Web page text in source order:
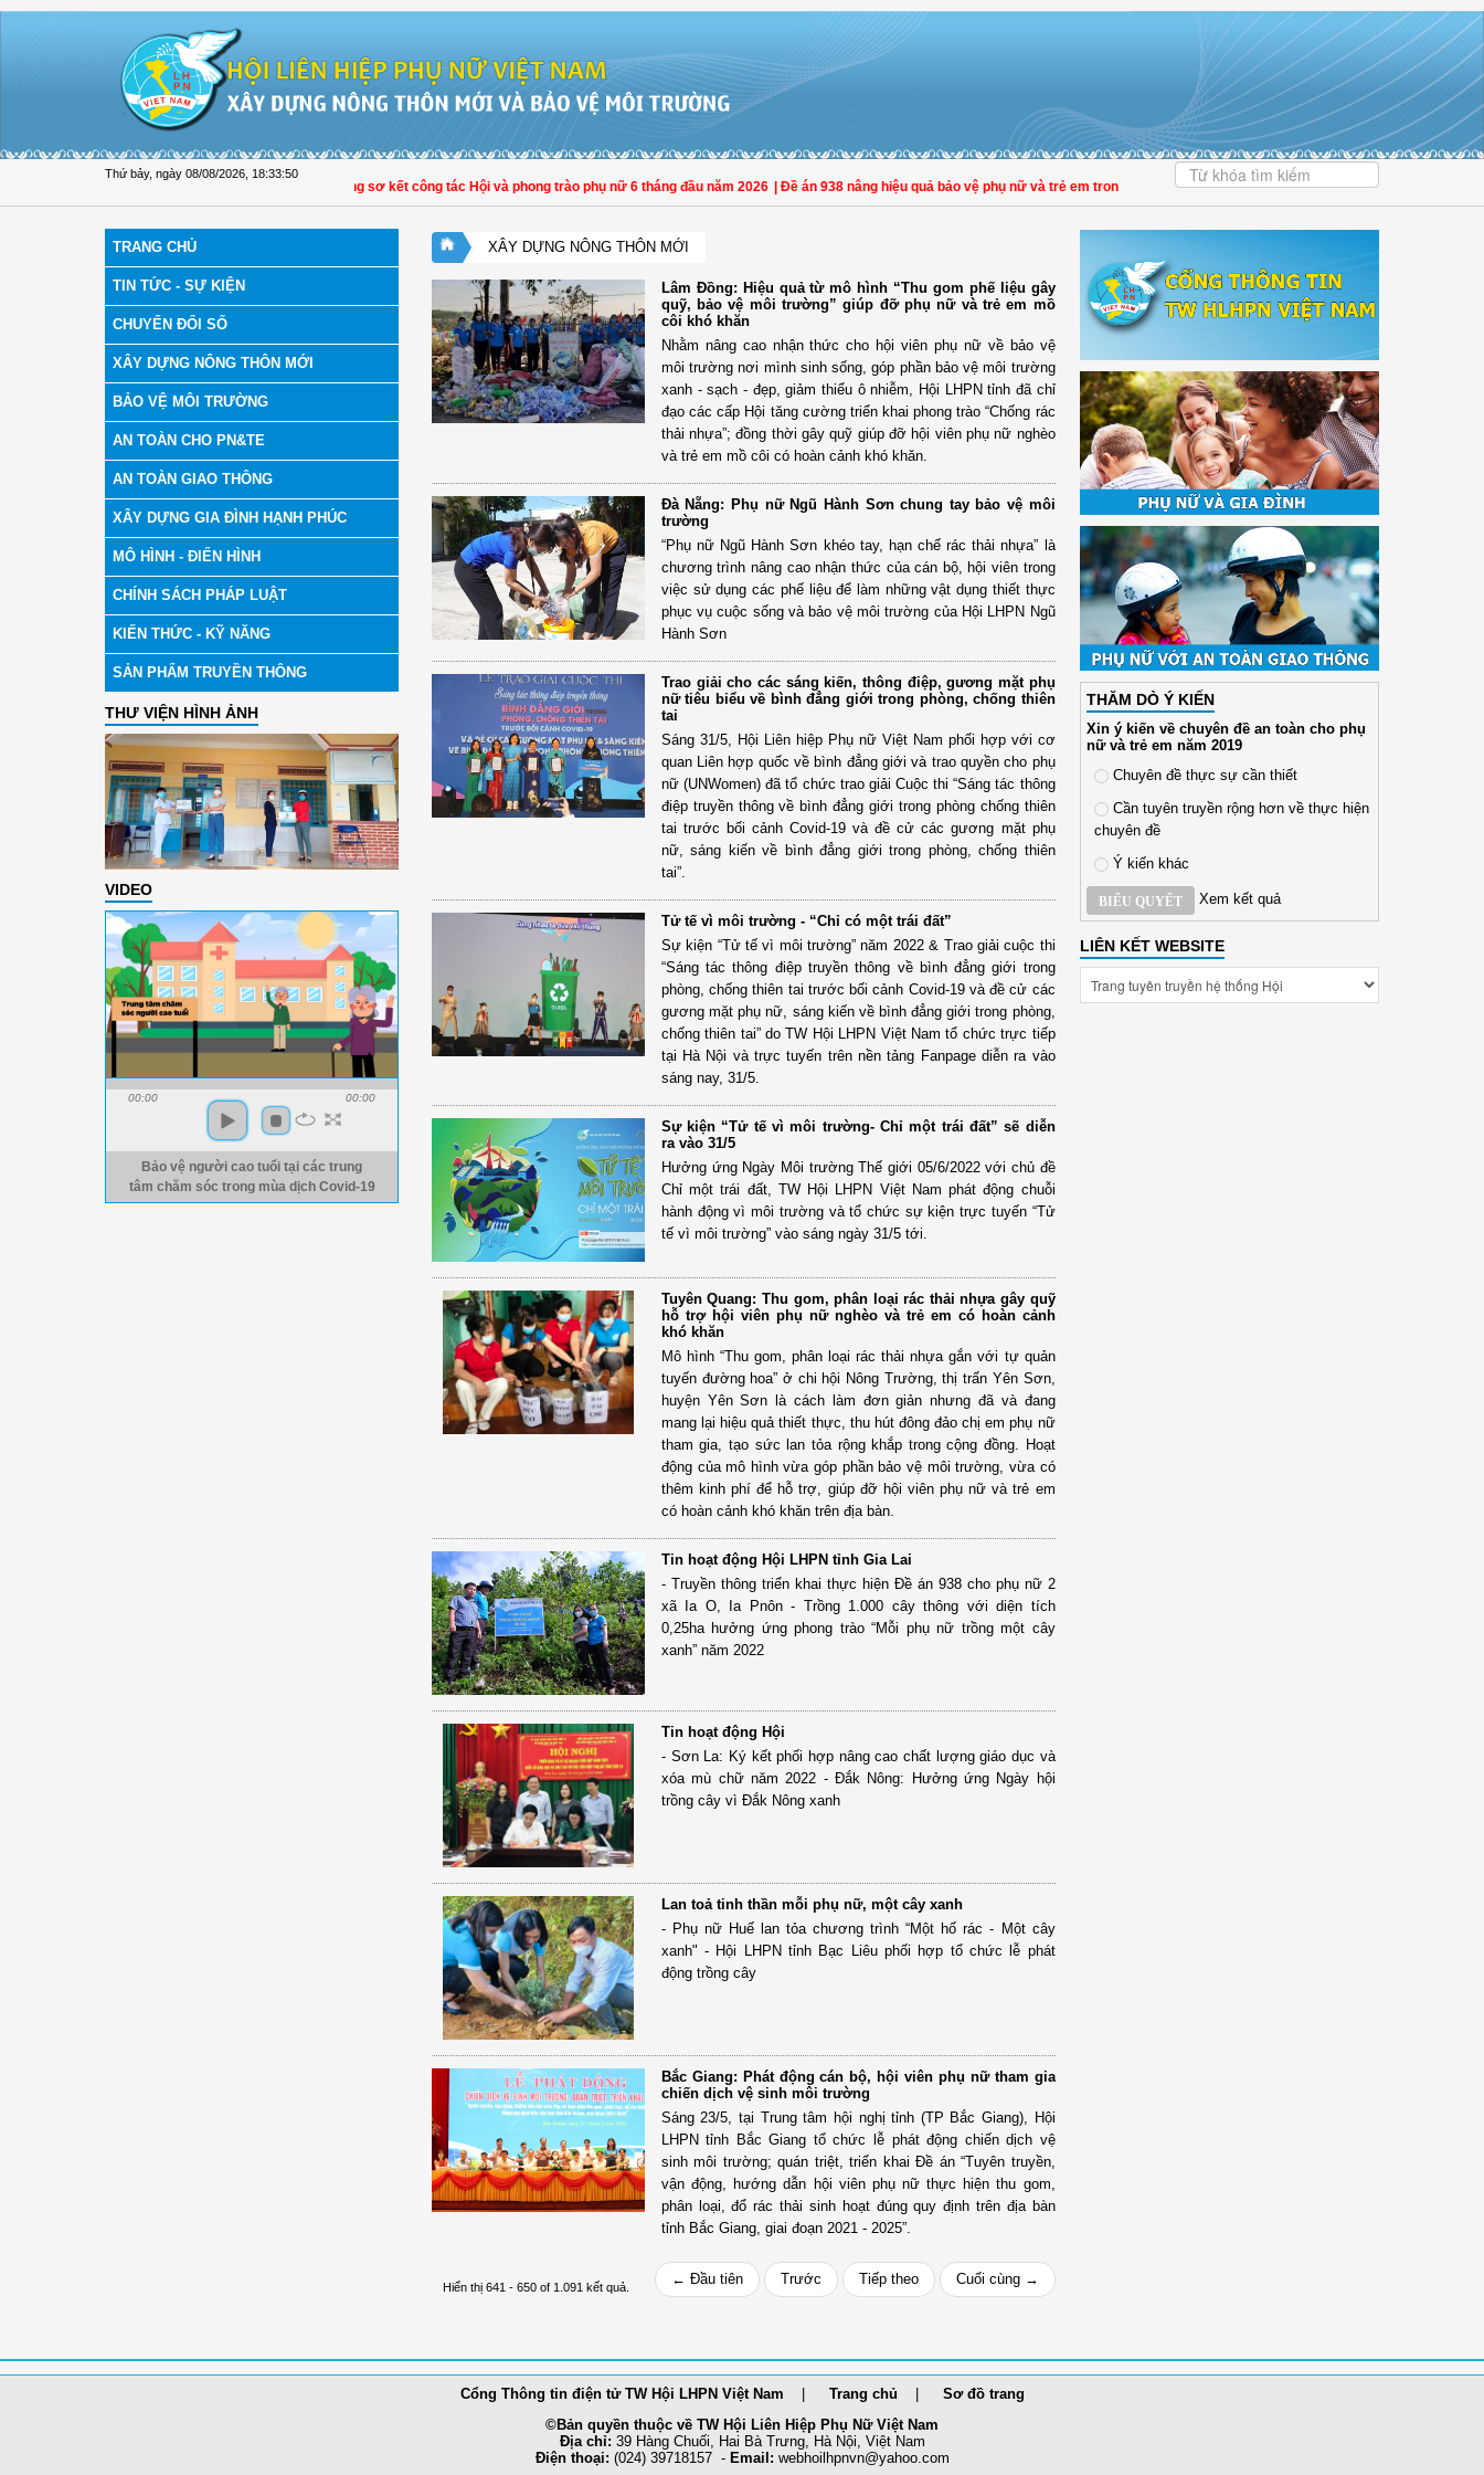
Thứ bảy, ngày 08/08/2026 18:33:51
Hội LHPN xã Tam Ngãi, Vĩnh Long sơ kết công tác Hội và phong trào phụ nữ 6 tháng đầu năm 2026 | Đề án 938 nâng hiệu quả bảo vệ phụ nữ và trẻ em trong thời đại số | Đại biểu Trần Lan Phương: Giảm tiền kiểm
TRANG CHỦ
TIN TỨC - SỰ KIỆN
CHUYỂN ĐỔI SỐ
XÂY DỰNG NÔNG THÔN MỚI
BẢO VỆ MÔI TRƯỜNG
AN TOÀN CHO PN&TE
AN TOÀN GIAO THÔNG
XÂY DỰNG GIA ĐÌNH HẠNH PHÚC
MÔ HÌNH - ĐIỂN HÌNH
CHÍNH SÁCH PHÁP LUẬT
KIẾN THỨC - KỸ NĂNG
SẢN PHẨM TRUYỀN THÔNG
THƯ VIỆN HÌNH ẢNH
VIDEO
00:00 00:00
Bảo vệ người cao tuổi tại các trung
tâm chăm sóc trong mùa dịch Covid-19
XÂY DỰNG NÔNG THÔN MỚI
Lâm Đồng: Hiệu quả từ mô hình “Thu gom phế liệu gây
quỹ, bảo vệ môi trường” giúp đỡ phụ nữ và trẻ em mồ
côi khó khăn
Nhằm nâng cao nhận thức cho hội viên phụ nữ về bảo vệ
môi trường nơi mình sinh sống, góp phần bảo vệ môi trường
xanh - sạch - đẹp, giảm thiểu ô nhiễm, Hội LHPN tỉnh đã chỉ
đạo các cấp Hội tăng cường triển khai phong trào “Chống rác
thải nhựa”; đồng thời gây quỹ giúp đỡ hội viên phụ nữ nghèo
và trẻ em mồ côi có hoàn cảnh khó khăn.
Đà Nẵng: Phụ nữ Ngũ Hành Sơn chung tay bảo vệ môi
trường
“Phụ nữ Ngũ Hành Sơn khéo tay, hạn chế rác thải nhựa” là
chương trình nâng cao nhận thức của cán bộ, hội viên trong
việc sử dụng các phế liệu để làm những vật dụng thiết thực
phục vụ cuộc sống và bảo vệ môi trường của Hội LHPN Ngũ
Hành Sơn
Trao giải cho các sáng kiến, thông điệp, gương mặt phụ
nữ tiêu biểu về bình đẳng giới trong phòng, chống thiên
tai
Sáng 31/5, Hội Liên hiệp Phụ nữ Việt Nam phối hợp với cơ
quan Liên hợp quốc về bình đẳng giới và trao quyền cho phụ
nữ (UNWomen) đã tổ chức trao giải Cuộc thi “Sáng tác thông
điệp truyền thông về bình đẳng giới trong phòng chống thiên
tai trước bối cảnh Covid-19 và đề cử các gương mặt phụ
nữ, sáng kiến về bình đẳng giới trong phòng, chống thiên
tai”.
Tử tế vì môi trường - “Chỉ có một trái đất”
Sự kiện “Tử tế vì môi trường” năm 2022 & Trao giải cuộc thi
“Sáng tác thông điệp truyền thông về bình đẳng giới trong
phòng, chống thiên tai trước bối cảnh Covid-19 và đề cử các
gương mặt phụ nữ, sáng kiến về bình đẳng giới trong phòng,
chống thiên tai” do TW Hội LHPN Việt Nam tổ chức trực tiếp
tại Hà Nội và trực tuyến trên nền tảng Fanpage diễn ra vào
sáng nay, 31/5.
Sự kiện “Tử tế vì môi trường- Chỉ một trái đất” sẽ diễn
ra vào 31/5
Hưởng ứng Ngày Môi trường Thế giới 05/6/2022 với chủ đề
Chỉ một trái đất, TW Hội LHPN Việt Nam phát động chuỗi
hành động vì môi trường và tổ chức sự kiện trực tuyến “Tử
tế vì môi trường” vào sáng ngày 31/5 tới.
Tuyên Quang: Thu gom, phân loại rác thải nhựa gây quỹ
hỗ trợ hội viên phụ nữ nghèo và trẻ em có hoàn cảnh
khó khăn
Mô hình “Thu gom, phân loại rác thải nhựa gắn với tự quản
tuyến đường hoa” ở chi hội Nông Trường, thị trấn Yên Sơn,
huyện Yên Sơn là cách làm đơn giản nhưng đã và đang
mang lại hiệu quả thiết thực, thu hút đông đảo chị em phụ nữ
tham gia, tạo sức lan tỏa rộng khắp trong cộng đồng. Hoạt
động của mô hình vừa góp phần bảo vệ môi trường, vừa có
thêm kinh phí để hỗ trợ, giúp đỡ hội viên phụ nữ và trẻ em
có hoàn cảnh khó khăn trên địa bàn.
Tin hoạt động Hội LHPN tỉnh Gia Lai
- Truyền thông triển khai thực hiện Đề án 938 cho phụ nữ 2
xã Ia O, Ia Pnôn - Trồng 1.000 cây thông với diện tích
0,25ha hưởng ứng phong trào “Mỗi phụ nữ trồng một cây
xanh” năm 2022
Tin hoạt động Hội
- Sơn La: Ký kết phối hợp nâng cao chất lượng giáo dục và
xóa mù chữ năm 2022 - Đắk Nông: Hưởng ứng Ngày hội
trồng cây vì Đắk Nông xanh
Lan toả tinh thần mỗi phụ nữ, một cây xanh
- Phụ nữ Huế lan tỏa chương trình “Một hố rác - Một cây
xanh" - Hội LHPN tỉnh Bạc Liêu phối hợp tổ chức lễ phát
động trồng cây
Bắc Giang: Phát động cán bộ, hội viên phụ nữ tham gia
chiến dịch vệ sinh môi trường
Sáng 23/5, tại Trung tâm hội nghị tỉnh (TP Bắc Giang), Hội
LHPN tỉnh Bắc Giang tổ chức lễ phát động chiến dịch vệ
sinh môi trường; quán triệt, triển khai Đề án “Tuyên truyền,
vận động, hướng dẫn hội viên phụ nữ thực hiện thu gom,
phân loại, đổ rác thải sinh hoạt đúng quy định trên địa bàn
tỉnh Bắc Giang, giai đoạn 2021 - 2025”.
Hiển thị 641 - 650 of 1.091 kết quả. ← Đầu tiên Trước Tiếp theo Cuối cùng →
THĂM DÒ Ý KIẾN
Xin ý kiến về chuyên đề an toàn cho phụ
nữ và trẻ em năm 2019
Chuyên đề thực sự cần thiết
Cần tuyên truyền rộng hơn về thực hiện
chuyên đề
Ý kiến khác
BIỂU QUYẾT Xem kết quả
LIÊN KẾT WEBSITE
Cổng Thông tin điện tử TW Hội LHPN Việt Nam Trang chủ
Sơ đồ trang
©Bản quyền thuộc về TW Hội Liên Hiệp Phụ Nữ Việt Nam
Địa chỉ: 39 Hàng Chuối, Hai Bà Trưng, Hà Nội, Việt Nam
Điện thoại: (024) 39718157 - Email: webhoilhpnvn@yahoo.com